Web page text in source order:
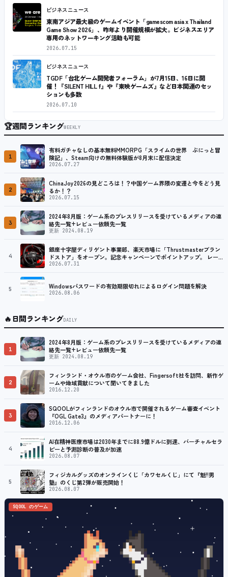
ビジネスニュース
東南アジア最大級のゲームイベント「gamescom asia x Thailand
Game Show 2026」、昨年より開催規模が拡大。ビジネスエリア
専用のネットワーキング活動も可能
2026.07.15
ビジネスニュース
TGDF「台北ゲーム開発者フォーラム」が7月15日、16日に開
催！『SILENT HILL f』や『東映ゲームズ』など日本関連のセッ
ションも多数
2026.07.10
🏆週間ランキングWEEKLY
1
有料ガチャなしの基本無料MMORPG「スライムの世界 ぷにっと冒
険記」、Steam向けの無料体験版が8月末に配信決定
2026.07.27
2
ChinaJoy2026の見どころは！？中国ゲーム界隈の変遷と今をどう見
るか！？
2026.07.15
3
2024年8月版：ゲーム系のプレスリリースを受けているメディアの連
絡先一覧+レビュー依頼先一覧
更新 2024.08.19
4
銀座十字屋ディリゲント事業部、楽天市場に「Thrustmasterブラン
ドストア」をオープン。記念キャンペーンでポイントアップ。 レーシ
ング／フライトシム向けコントローラーを中心に、幅広くラインナッ
2026.07.31
5 Windowsパスワードの有効期限切れによるログイン問題を解決
2026.08.06
🔥日間ランキングDAILY
1
2024年8月版：ゲーム系のプレスリリースを受けているメディアの連
絡先一覧+レビュー依頼先一覧
更新 2024.08.19
2
フィンランド・オウル市のゲーム会社、Fingersoft社を訪問、新作ゲ
ームや地域貢献について聞いてきました
2016.12.20
3
SQOOLがフィンランドのオウル市で開催されるゲーム審査イベント
『OGL Gate3』のメディアパートナーに！
2016.12.06
4
AI在精神医療市場は2030年までに88.9億ドルに到達、バーチャルセラ
ピーと予測診断の普及が加速
2026.08.07
5
フィジカルグッズのオンラインくじ「カワセルくじ」にて『魁!!男
塾』のくじ第2弾が販売開始！
2026.08.07
SQOOL のゲーム